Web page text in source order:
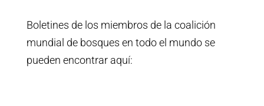
Boletines de los miembros de la coalición
mundial de bosques en todo el mundo se
pueden encontrar aquí: